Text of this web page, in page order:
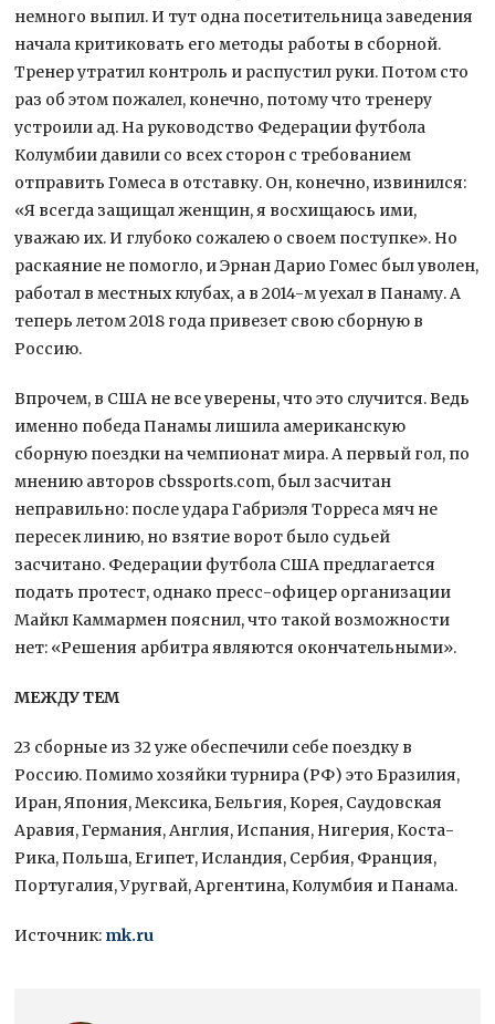
немного выпил. И тут одна посетительница заведения
начала критиковать его методы работы в сборной.
Тренер утратил контроль и распустил руки. Потом сто
раз об этом пожалел, конечно, потому что тренеру
устроили ад. На руководство Федерации футбола
Колумбии давили со всех сторон с требованием
отправить Гомеса в отставку. Он, конечно, извинился:
«Я всегда защищал женщин, я восхищаюсь ими,
уважаю их. И глубоко сожалею о своем поступке». Но
раскаяние не помогло, и Эрнан Дарио Гомес был уволен,
работал в местных клубах, а в 2014-м уехал в Панаму. А
теперь летом 2018 года привезет свою сборную в
Россию.
Впрочем, в США не все уверены, что это случится. Ведь
именно победа Панамы лишила американскую
сборную поездки на чемпионат мира. А первый гол, по
мнению авторов cbssports.com, был засчитан
неправильно: после удара Габриэля Торреса мяч не
пересек линию, но взятие ворот было судьей
засчитано. Федерации футбола США предлагается
подать протест, однако пресс-офицер организации
Майкл Каммармен пояснил, что такой возможности
нет: «Решения арбитра являются окончательными».
МЕЖДУ ТЕМ
23 сборные из 32 уже обеспечили себе поездку в
Россию. Помимо хозяйки турнира (РФ) это Бразилия,
Иран, Япония, Мексика, Бельгия, Корея, Саудовская
Аравия, Германия, Англия, Испания, Нигерия, Коста-
Рика, Польша, Египет, Исландия, Сербия, Франция,
Португалия, Уругвай, Аргентина, Колумбия и Панама.
Источник: mk.ru